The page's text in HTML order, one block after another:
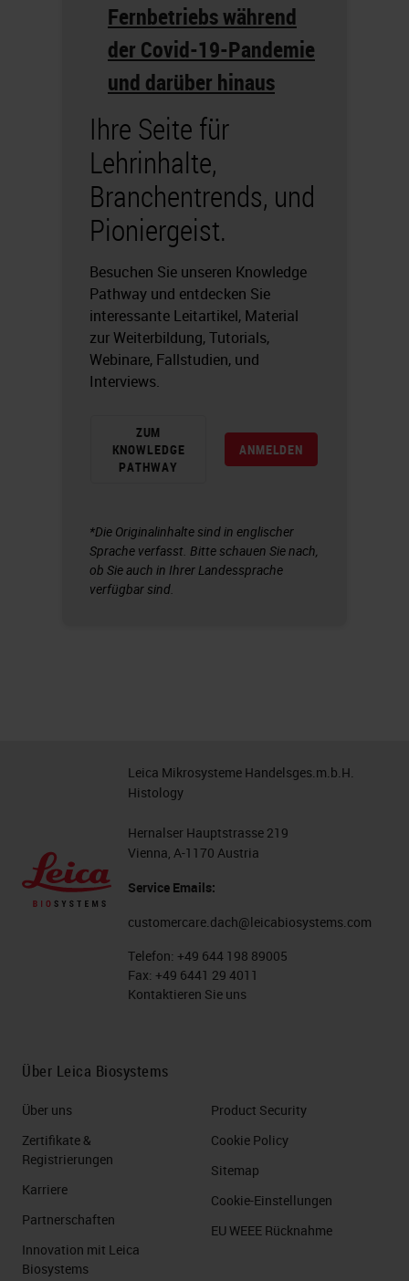
Fernbetriebs während
der Covid-19-Pandemie
und darüber hinaus
Ihre Seite für
Lehrinhalte,
Branchentrends, und
Pioniergeist.
Besuchen Sie unseren Knowledge
Pathway und entdecken Sie
interessante Leitartikel, Material
zur Weiterbildung, Tutorials,
Webinare, Fallstudien, und
Interviews.
ZUM
KNOWLEDGE
PATHWAY
ANMELDEN
*Die Originalinhalte sind in englischer
Sprache verfasst. Bitte schauen Sie nach,
ob Sie auch in Ihrer Landessprache
verfügbar sind.
Leica Mikrosysteme Handelsges.m.b.H.
Histology
Hernalser Hauptstrasse 219
Vienna, A-1170 Austria
Service Emails:
customercare.dach@leicabiosystems.com
Telefon: +49 644 198 89005
Fax: +49 6441 29 4011
Kontaktieren Sie uns
Über Leica Biosystems
Über uns
Zertifikate &
Registrierungen
Karriere
Partnerschaften
Innovation mit Leica
Biosystems
Product Security
Cookie Policy
Sitemap
Cookie-Einstellungen
EU WEEE Rücknahme